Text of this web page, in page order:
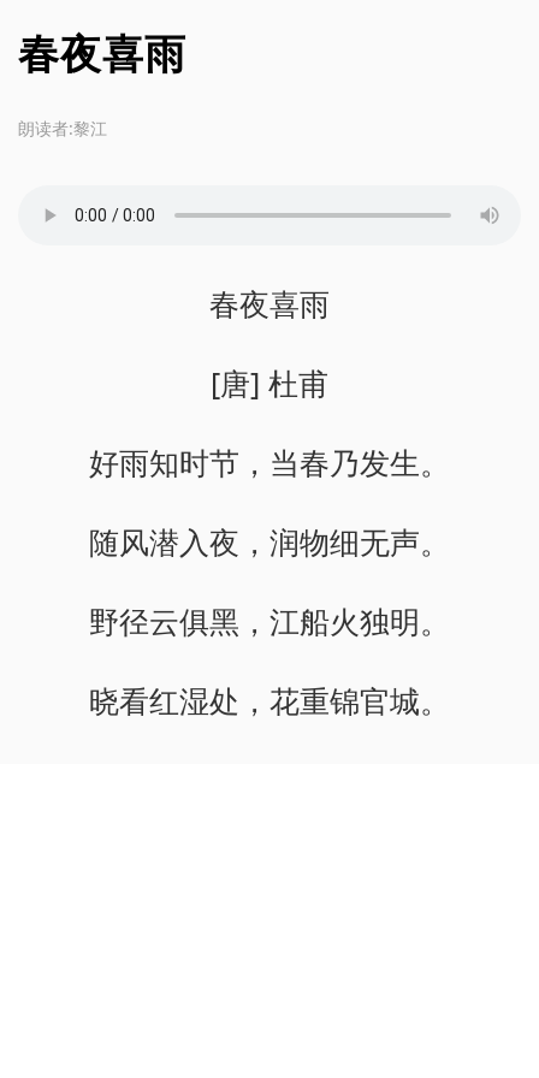
春夜喜雨
朗读者:黎江
春夜喜雨
[唐] 杜甫
好雨知时节，当春乃发生。
随风潜入夜，润物细无声。
野径云俱黑，江船火独明。
晓看红湿处，花重锦官城。